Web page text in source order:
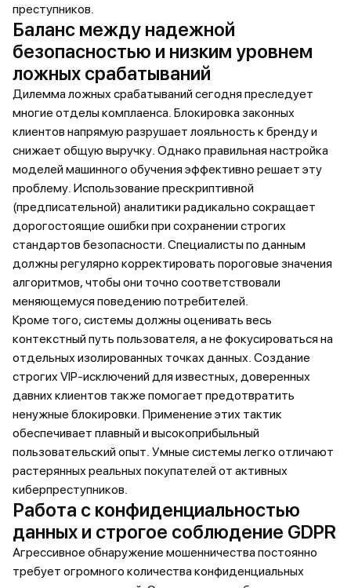
преступников.
Баланс между надежной
безопасностью и низким уровнем
ложных срабатываний
Дилемма ложных срабатываний сегодня преследует
многие отделы комплаенса. Блокировка законных
клиентов напрямую разрушает лояльность к бренду и
снижает общую выручку. Однако правильная настройка
моделей машинного обучения эффективно решает эту
проблему. Использование прескриптивной
(предписательной) аналитики радикально сокращает
дорогостоящие ошибки при сохранении строгих
стандартов безопасности. Специалисты по данным
должны регулярно корректировать пороговые значения
алгоритмов, чтобы они точно соответствовали
меняющемуся поведению потребителей.
Кроме того, системы должны оценивать весь
контекстный путь пользователя, а не фокусироваться на
отдельных изолированных точках данных. Создание
строгих VIP-исключений для известных, доверенных
давних клиентов также помогает предотвратить
ненужные блокировки. Применение этих тактик
обеспечивает плавный и высокоприбыльный
пользовательский опыт. Умные системы легко отличают
растерянных реальных покупателей от активных
киберпреступников.
Работа с конфиденциальностью
данных и строгое соблюдение GDPR
Агрессивное обнаружение мошенничества постоянно
требует огромного количества конфиденциальных